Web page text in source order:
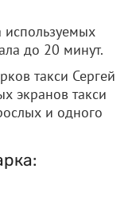
используемых
до 20 минут.
такси Сергей
экранов такси
и одного